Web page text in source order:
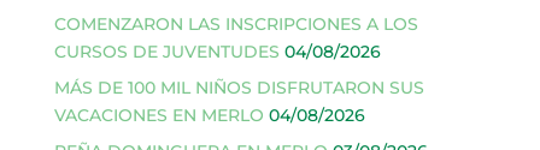
COMENZARON LAS INSCRIPCIONES A LOS
CURSOS DE JUVENTUDES 04/08/2026
MÁS DE 100 MIL NIÑOS DISFRUTARON SUS
VACACIONES EN MERLO 04/08/2026